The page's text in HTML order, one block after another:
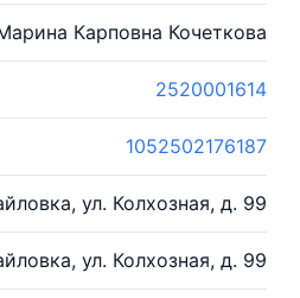
Карповна Кочеткова
2520001614
1052502176187
ул. Колхозная, д. 99
ул. Колхозная, д. 99